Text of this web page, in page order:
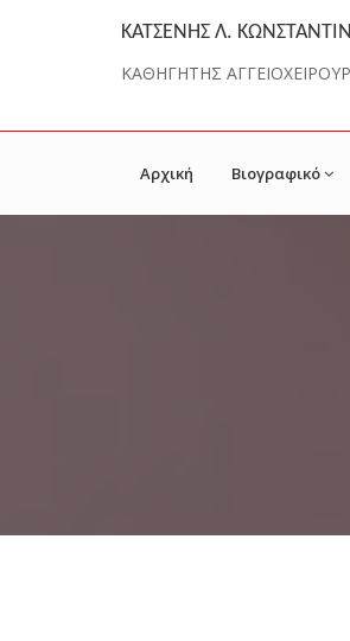
ΚΑΤΣΕΝΗΣ Λ.
ΚΑΘΗΓΗΤΗΣ
Αρχική Βιογραφικό